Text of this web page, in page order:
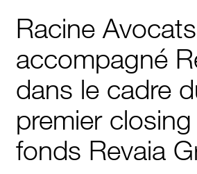
Racine
accompagné
dans le cadre
premier
fonds Revaia